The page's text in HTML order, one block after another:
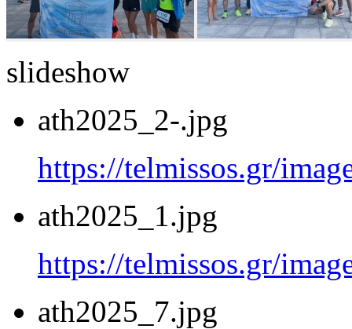
slideshow
ath2025_2-.jpg
https://telmissos.gr/
ath2025_1.jpg
https://telmissos.gr/
ath2025_7.jpg